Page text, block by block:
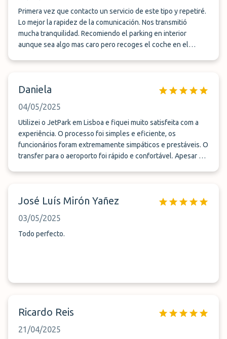
Primera vez que contacto un servicio de este tipo y repetiré.
Lo mejor la rapidez de la comunicación. Nos transmitió
mucha tranquilidad. Recomiendo el parking en interior
aunque sea algo mas caro pero recoges el coche en el
Daniela
04/05/2025
Utilizei o JetPark em Lisboa e fiquei muito satisfeita com a
experiência. O processo foi simples e eficiente, os
funcionários foram extremamente simpáticos e prestáveis. O
transfer para o aeroporto foi rápido e confortável. Apesar de
estava impecável. Sem dúvida, um serviço que recomendo e
José Luís Mirón Yañez
03/05/2025
Todo perfecto.
Ricardo Reis
21/04/2025